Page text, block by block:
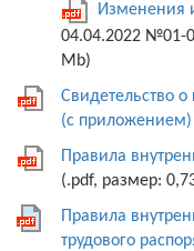
Изменения
04.04.2022 №01-
Mb)
Свидетельство о
(с приложением)
Правила
(.pdf, размер:
Правила
трудового